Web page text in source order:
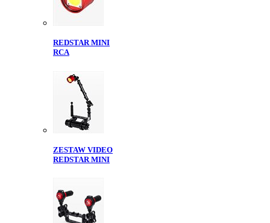
REDSTAR MINI
RCA
ZESTAW VIDEO
REDSTAR MINI